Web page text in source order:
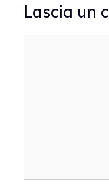
Lascia un